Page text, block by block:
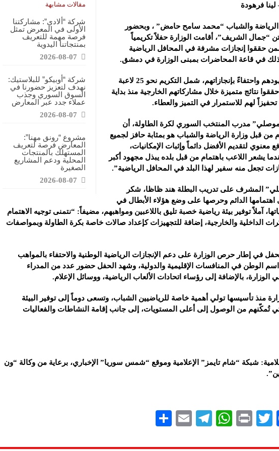
مجموعة “عمر الطيب القابضة”: المعرض يشكل فرصة للقاء أصحاب الاختصاص وصناع القرار
موقع “نيوز بيردز”: مشاركتنا في المعرض تهدف إلى الترويج للموقع وتعزيز حضوره الإعلامي
شركة “قمم الجودة للمعدات الصناعية”: شاركنا بالمعرض لدعم مرحلة إعادة الإعمار في سوريا
مقالات مشابهة
شركة “ألادي”: مشاركتنا
الأولى في المعرض تمثل
فرصة مهمة للتعريف
بمنتجاتنا اليدوية
2026-08-07
شركة “أوبيكو” للبلاستيك:
نهدف لتعزيز حضورنا في
السوق السوري وجذب
عملاء جدد عبر المعارض
2026-08-07
مشروع “رونق مهنا”:
المعارض فرصة لتعريف
المستهلك بالمنتجات
المحلية ودعم المشاريع
الصغيرة
2026-08-07
فرهودة
الرياضة والشباب “محمد سامح حامض” ، وبحضور
“جمال الشريف”، أقامت الوزارة حفلاً تكريمياً
حققوا إنجازات مشرفة في المحافل الرياضية
وذلك في قاعة المحاضرات بمبنى الوزارة في دمشق.
و تقديراً لجهودهم واحتفاءً بإنجازاتهم، شمل التكريم نحو 25 لاعبة
نتائج متميزة خلال مشاركاتهم الخارجية منذ بداية
تحفيزاً لهم للاستمرار في التميز والعطاء.
مدرب المنتخب السوري لكرة الطاولة، أن
من قبل وزارة الرياضة والشباب هو بمثابة حافز لجميع
معنوي لتقديم الأفضل دائماً وإثبات الإمكانيات،
يشعر اللاعب باهتمام من قبل بلده يبذل مجهود أكبر
تجعل منه سفير لهذا البلد في المحافل الرياضية”.
المشرف على تدريب البطلة هند ظاظا، شكر
اهتمامها الدائم وحرصها على وضع هؤلاء الأبطال في
آملاً توفير بيئة رياضية خصبة تليق باللاعبين ومواهبهم، مضيفاً: “نتمنى توجيه الاهتمام
الداخلية والخارجية، إضافة للتجهيزات كإعداد صالات خاصة بكرة الطاولة وبمواصفات
في إطار حرص الوزارة على دعم الإنجازات الرياضية الوطنية والاحتفاء بالمواهب
الوطن في المنافسات الإقليمية والدولية، وشهد الحفل حضور عدد من المدراء
الوزارة، بالإضافة إلى رؤساء اتحادات الألعاب الرياضية، ووسائل الإعلام.
منذ تأسيسها تولي أهمية خاصة للرياضيين الشباب، وتسعى دوماً إلى توفير البيئة
تُمكّنهم من الوصول إلى أعلى المستويات، إلى جانب إقامة النشاطات والفعاليات
شبكة “شام تايمز” الإعلامية وموقع “شمس سوريا” الإخباري، برعاية من وكالة “ون
F
T
P
W
Te
E